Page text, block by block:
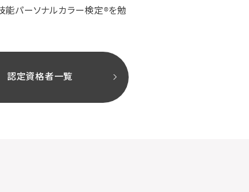
能パーソナルカラー検定®を勉
認定資格者一覧